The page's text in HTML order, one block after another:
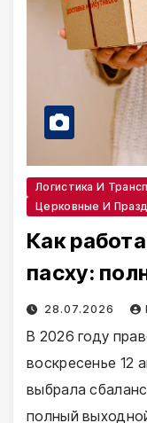
Логистика И
Церковные И
Как
пасху:
28.07.2026
В 2026 году
воскресенье 12
выбрала
полный